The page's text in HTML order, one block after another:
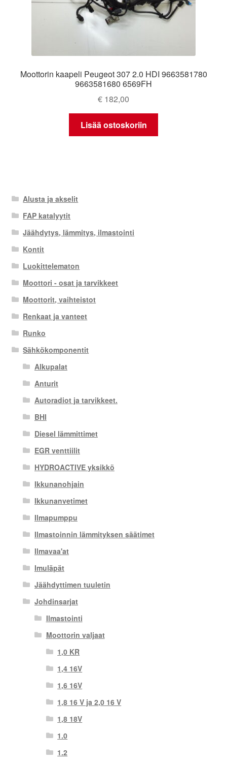
Moottorin kaapeli Peugeot 307 2.0 HDI 9663581780
9663581680 6569FH
€ 182,00
Lisää ostoskoriin
Alusta ja akselit
FAP katalyytit
Jäähdytys, lämmitys, ilmastointi
Kontit
Luokittelematon
Moottori - osat ja tarvikkeet
Moottorit, vaihteistot
Renkaat ja vanteet
Runko
Sähkökomponentit
Alkupalat
Anturit
Autoradiot ja tarvikkeet.
BHI
Diesel lämmittimet
EGR venttiilit
HYDROACTIVE yksikkö
Ikkunanohjain
Ikkunanvetimet
Ilmapumppu
Ilmastoinnin lämmityksen säätimet
Ilmavaa'at
Imuläpät
Jäähdyttimen tuuletin
Johdinsarjat
Ilmastointi
Moottorin valjaat
1,0 KR
1,4 16V
1,6 16V
1,8 16 V ja 2,0 16 V
1,8 18V
1.0
1.2